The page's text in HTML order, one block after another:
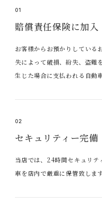
01
賠償責任保険に加入
お客様からお預かりしている
失によって破損、紛失、盗難
生じた場合に支払われる自動
02
セキュリティー完備
当店では、24時間セキュリテ
車を店内で厳重に保管致します